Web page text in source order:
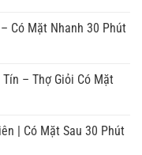
Có Mặt Nhanh 30 Phút
– Thợ Giỏi Có Mặt
| Có Mặt Sau 30 Phút